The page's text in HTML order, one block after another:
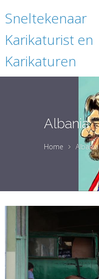
Sneltekenaar
Karikaturist en
Karikaturen
Albania
Home Albania